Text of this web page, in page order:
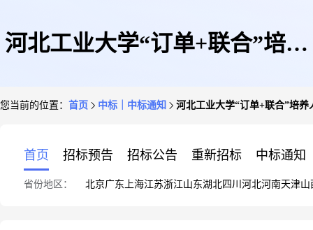
河北工业大学“订单+联合”培养
您当前的位置： 首页 中标｜中标通知 河北工业大学“订单+联合”培
首页 招标预告 招标公告 重新招标 中标通知
省份地区： 北京广东 上海江苏浙江山东湖北四川 河北河南天津山